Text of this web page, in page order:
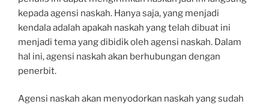
kepada agensi naskah. Hanya saja, yang menjadi
kendala adalah apakah naskah yang telah dibuat ini
menjadi tema yang dibidik oleh agensi naskah. Dalam
hal ini, agensi naskah akan berhubungan dengan
penerbit.
Agensi naskah akan menyodorkan naskah yang sudah